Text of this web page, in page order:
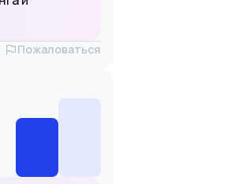
Пожаловаться